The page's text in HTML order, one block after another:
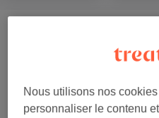
Notre travail
Appuyez sur l'image pour voir
Nous utilisons nos
personnaliser le contenu